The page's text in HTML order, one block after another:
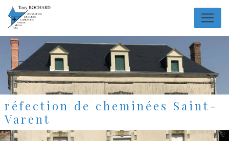
Panneau de gestion des cookies
réfection de cheminées Saint-
Varent